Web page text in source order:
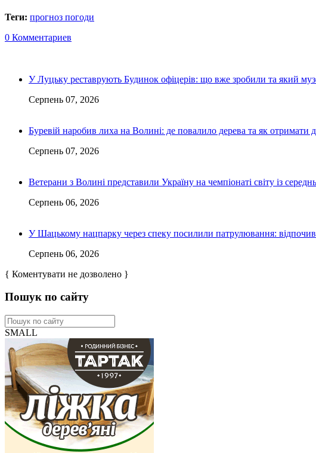
Теги: прогноз погоди
0 Комментариев
У Луцьку реставрують Будинок офіцерів: що вже зробили та який
Серпень 07, 2026
Буревій наробив лиха на Волині: де повалило дерева та як
Серпень 07, 2026
Ветерани з Волині представили Україну на чемпіонаті світу із
Серпень 06, 2026
У Шацькому нацпарку через спеку посилили патрулювання:
Серпень 06, 2026
{ Коментувати не дозволено }
Пошук по сайту
SMALL